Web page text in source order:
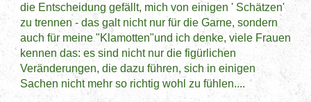
die Entscheidung gefällt, mich von einigen ' Schätzen'
zu trennen - das galt nicht nur für die Garne, sondern
auch für meine "Klamotten"und ich denke, viele Frauen
kennen das: es sind nicht nur die figürlichen
Veränderungen, die dazu führen, sich in einigen
Sachen nicht mehr so richtig wohl zu fühlen....